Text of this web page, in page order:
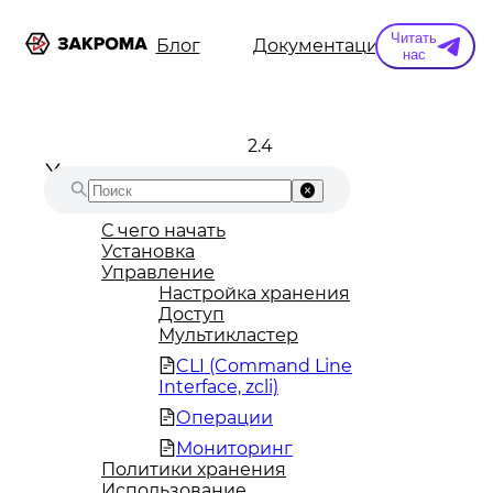
Информация Блог Документация
Читать
нас
2.4
С чего начать
Установка
Управление
Настройка хранения
Доступ
Мультикластер
CLI (Command Line
Interface, zcli)
Операции
Мониторинг
Политики хранения